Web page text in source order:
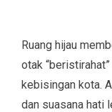
Ruang hijau
otak
kebisingan kota.
dan suasana hati